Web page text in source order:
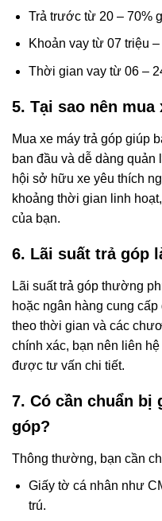
Trả trước từ 20 – 70%
Khoản vay từ 07 triệu
Thời gian vay từ 06 –
5. Tại sao nên mua
Mua xe máy trả góp giúp
ban đầu và dễ dàng
hội sở hữu xe yêu thích
khoảng thời gian linh
của bạn.
6. Lãi suất trả góp
Lãi suất trả góp thường
hoặc ngân hàng cung
theo thời gian và các
chính xác, bạn nên liên
được tư vấn chi tiết.
7. Có cần chuẩn bị
góp?
Thông thường, bạn cần
Giấy tờ cá nhân như
trú.